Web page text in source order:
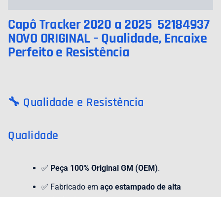
Capô Tracker 2020 a 2025 52184937
NOVO ORIGINAL – Qualidade, Encaixe
Perfeito e Resistência
🔧 Qualidade e Resistência
Qualidade
✅ Peça 100% Original GM (OEM).
✅ Fabricado em aço estampado de alta